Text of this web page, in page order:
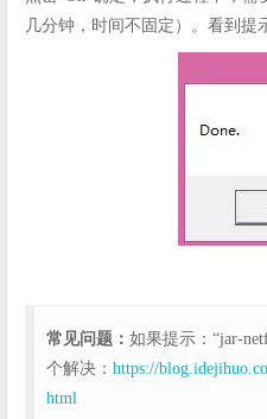
几分钟，时间不固定）。看到提
常见问题： 如果提示：“jar-
个解决： https://
html